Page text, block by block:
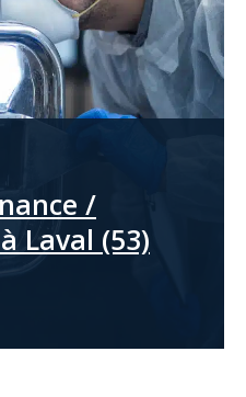
/
Laval (53)